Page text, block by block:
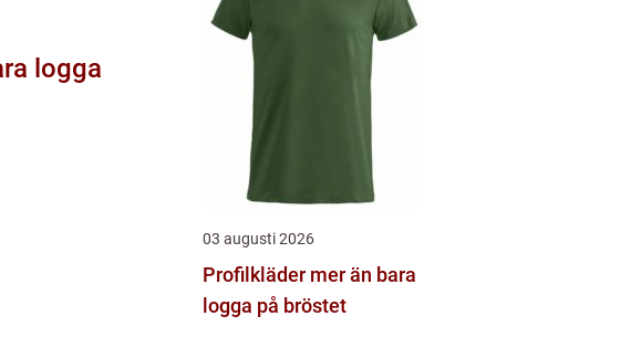
03 augusti 2026
Profilkläder mer än bara
logga på bröstet